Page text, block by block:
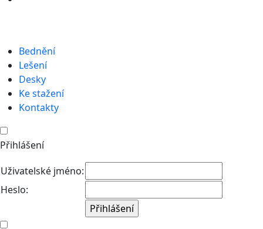
Bednění
Lešení
Desky
Ke stažení
Kontakty
Přihlášení
Uživatelské jméno:
Heslo: